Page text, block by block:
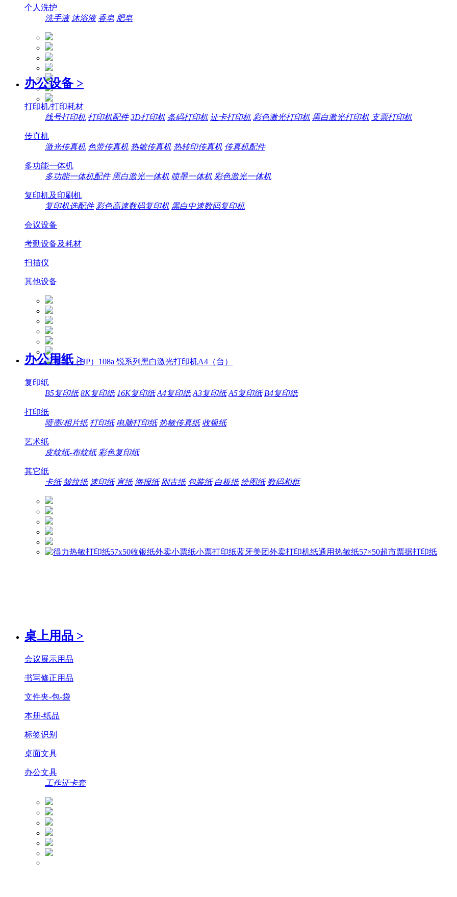
个人洗护
洗手液 沐浴液 香皂 肥皂
办公设备 >
打印机/打印耗材
线号打印机 打印机配件 3D打印机 条码打印机 证卡打印机 彩色激光打印机 黑白激光打印机 支票打印机
传真机
激光传真机 色带传真机 热敏传真机 热转印传真机 传真机配件
多功能一体机
多功能一体机配件 黑白激光一体机 喷墨一体机 彩色激光一体机
复印机及印刷机
复印机选配件 彩色高速数码复印机 黑白中速数码复印机
会议设备
考勤设备及耗材
扫描仪
其他设备
办公用纸 >
复印纸
B5复印纸 8K复印纸 16K复印纸 A4复印纸 A3复印纸 A5复印纸 B4复印纸
打印纸
喷墨/相片纸 打印纸 电脑打印纸 热敏传真纸 收银纸
艺术纸
皮纹纸-布纹纸 彩色复印纸
其它纸
卡纸 皱纹纸 速印纸 宣纸 海报纸 刚古纸 包装纸 白板纸 绘图纸 数码相框
桌上用品 >
会议展示用品
书写修正用品
文件夹-包-袋
本册-纸品
标签识别
桌面文具
办公文具
工作证卡套